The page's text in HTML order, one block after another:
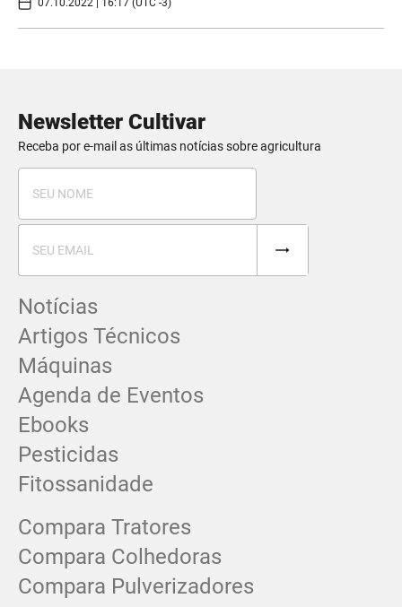
07.10.2022 | 16:17 (UTC -3)
Newsletter Cultivar
Receba por e-mail as últimas notícias sobre agricultura
Notícias
Artigos Técnicos
Máquinas
Agenda de Eventos
Ebooks
Pesticidas
Fitossanidade
Compara Tratores
Compara Colhedoras
Compara Pulverizadores